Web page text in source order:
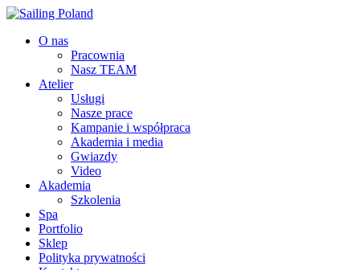
O nas
Pracownia
Nasz TEAM
Atelier
Usługi
Nasze prace
Kampanie i współpraca
Akademia i media
Gwiazdy
Video
Akademia
Szkolenia
Spa
Portfolio
Sklep
Polityka prywatności